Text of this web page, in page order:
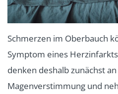
Schmerzen im Oberbauch
Symptom eines
denken deshalb zunächst
Magenverstimmung und